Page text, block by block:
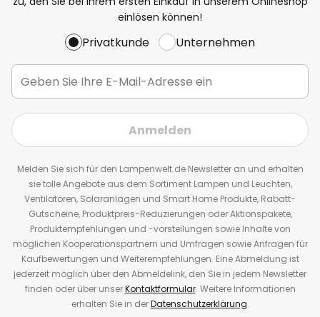
einlösen können!
Privatkunde Unternehmen
Anmelden
Melden Sie sich für den Lampenwelt.de Newsletter an und erhalten
sie tolle Angebote aus dem Sortiment Lampen und Leuchten,
Ventilatoren, Solaranlagen und Smart Home Produkte, Rabatt-
Gutscheine, Produktpreis-Reduzierungen oder Aktionspakete,
Produktempfehlungen und -vorstellungen sowie Inhalte von
möglichen Kooperationspartnern und Umfragen sowie Anfragen für
Kaufbewertungen und Weiterempfehlungen. Eine Abmeldung ist
jederzeit möglich über den Abmeldelink, den Sie in jedem Newsletter
finden oder über unserKontaktformular. Weitere Informationen
erhalten Sie in derDatenschutzerklärung.